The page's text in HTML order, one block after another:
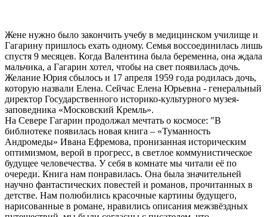
Жене нужно было закончить учебу в медицинском училище и
Гагарину пришлось ехать одному. Семья воссоединилась лишь
спустя 9 месяцев. Когда Валентина была беременна, она ждала
мальчика, а Гагарин хотел, чтобы на свет появилась дочь.
Желание Юрия сбылось и 17 апреля 1959 года родилась дочь,
которую назвали Елена. Сейчас Елена Юрьевна - генеральный
директор Государственного историко-культурного музея-
заповедника «Московский Кремль».
На Севере Гагарин продолжал мечтать о космосе: "В
библиотеке появилась новая книга – «Туманность
Андромеды» Ивана Ефремова, пронизанная историческим
оптимизмом, верой в прогресс, в светлое коммунистическое
будущее человечества. У себя в комнате мы читали её по
очереди. Книга нам понравилась. Она была значительней
научно фантастических повестей и романов, прочитанных в
детстве. Нам полюбились красочные картины будущего,
нарисованные в романе, нравились описания межзвёздных